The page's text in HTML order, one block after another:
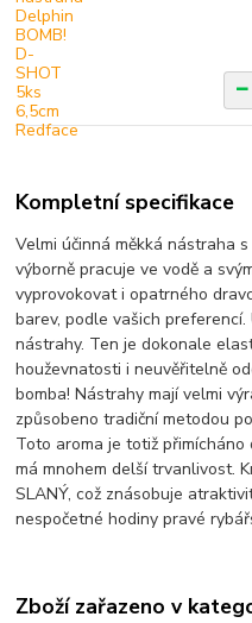
Kompletní specifikace
Velmi účinná měkká nástraha
výborně pracuje ve vodě a
vyprovokovat i opatrného
barev, podle vašich
nástrahy. Ten je dokonale
houževnatosti i neuvěřitelně
bomba! Nástrahy mají velmi
způsobeno tradiční metodou
Toto aroma je totiž
má mnohem delší trvanlivost.
SLANÝ, což znásobuje
nespočetné hodiny pravé
Zboží zařazeno v